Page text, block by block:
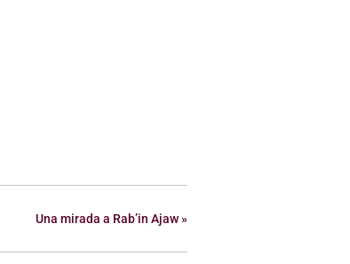
Una mirada a Rab’in Ajaw»